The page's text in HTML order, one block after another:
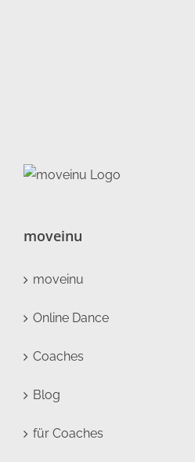
moveinu
moveinu
Online Dance
Coaches
Blog
für Coaches